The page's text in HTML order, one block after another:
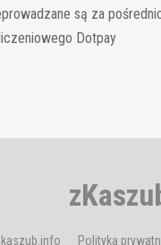
są za
Dotpay
Polityka